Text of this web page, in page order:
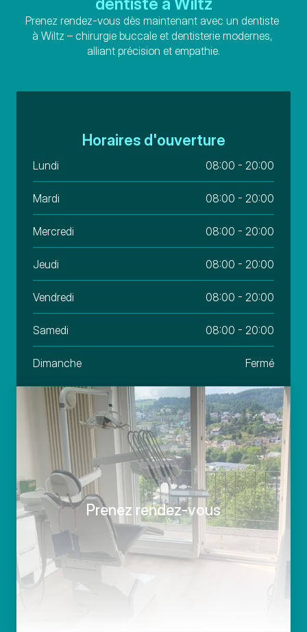
Prenez rendez-vous dès maintenant avec un dentiste
à Wiltz – chirurgie buccale et dentisterie modernes,
alliant précision et empathie.
Horaires d'ouverture
Lundi 08:00 - 20:00
Mardi 08:00 - 20:00
Mercredi 08:00 - 20:00
Jeudi 08:00 - 20:00
Vendredi 08:00 - 20:00
Samedi 08:00 - 20:00
Dimanche Fermé
Prenez rendez-vous